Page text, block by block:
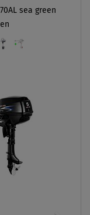
sea green